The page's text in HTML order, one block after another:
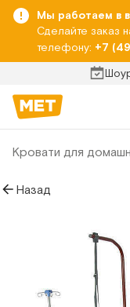
Мы работаем в
Сделайте заказ
телефону: +7
Кровати для
Назад